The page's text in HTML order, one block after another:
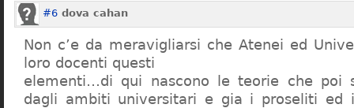
#6 dova cahan
Non c’e da meravigliarsi che Atenei ed
loro docenti questi
elementi…di qui nascono le teorie che poi
dagli ambiti universitari e gia i proseliti ed